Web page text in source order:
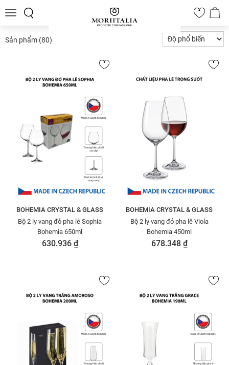
Toggle
0
Sản phẩm (80)
BOHEMIA CRYSTAL & GLASS
Bộ 2 ly vang đỏ pha lê Sophia
Bohemia 650ml
630.936 ₫
BOHEMIA CRYSTAL & GLASS
Bộ 2 ly vang đỏ pha lê Viola
Bohemia 450ml
678.348 ₫